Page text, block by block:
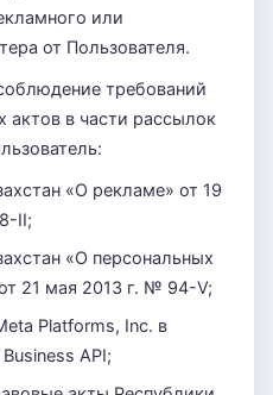
или
от Пользователя.
требований
в части рассылок
«О рекламе» от 19
II;
«О персональных
21 мая 2013 г. № 94-V;
Platforms, Inc. в
API;